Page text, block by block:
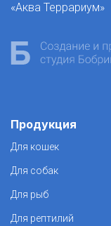
«Аква Террариум»
Продукция
Для кошек
Для собак
Для рыб
Для рептилий